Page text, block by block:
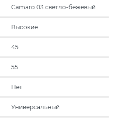
Camaro 03 светло-бежевый
Высокие
45
55
Нет
Универсальный